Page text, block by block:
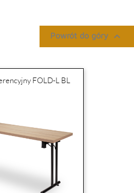
Powrót do góry 
FOLD-L BL